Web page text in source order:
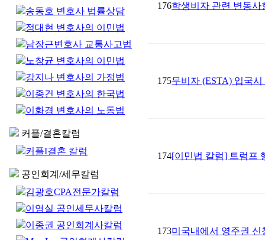
송동호 변호사 법률상담
정대현 변호사의 이민법
남장근변호사 교통사고법
노창균 변호사의 이민법
강지나 변호사의 가정법
이종건 변호사의 한국법
이화경 변호사의 노동법
커플/결혼칼럼
커플I결혼 칼럼
공인회계/세무칼럼
김광호CPA전문가칼럼
이영실 공인세무사칼럼
이종권 공인회계사칼럼
176학생비자 관련 변동사
175무비자 (ESTA) 입국
174[이민법 칼럼] 트럼프
173미국내에서 영주권 신